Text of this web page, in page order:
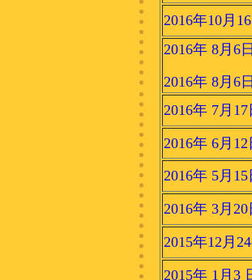
2016年10月
2016年 8月6
2016年 8月6
2016年 7月
2016年 6月
2016年 5月
2016年 3月
2015年12月
2015年 1月